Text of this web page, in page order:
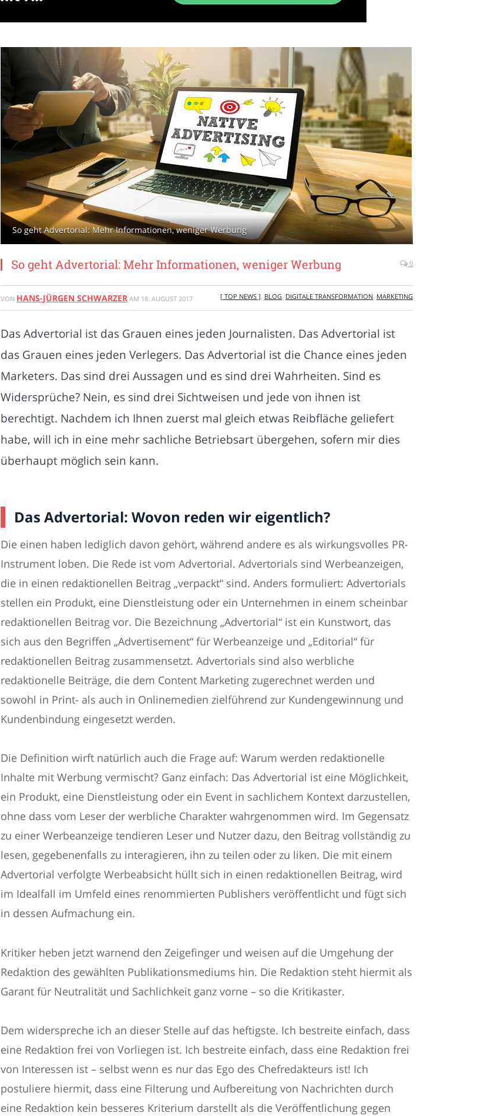
So geht Advertorial: Mehr Informationen, weniger Werbung
So geht Advertorial: Mehr Informationen, weniger Werbung 0
VON HANS-JÜRGEN SCHWARZER AM 18. AUGUST 2017 [ TOP NEWS ], BLOG, DIGITALE TRANSFORMATION, MARKETING
Das Advertorial ist das Grauen eines jeden Journalisten. Das Advertorial ist
das Grauen eines jeden Verlegers. Das Advertorial ist die Chance eines jeden
Marketers. Das sind drei Aussagen und es sind drei Wahrheiten. Sind es
Widersprüche? Nein, es sind drei Sichtweisen und jede von ihnen ist
berechtigt. Nachdem ich Ihnen zuerst mal gleich etwas Reibfläche geliefert
habe, will ich in eine mehr sachliche Betriebsart übergehen, sofern mir dies
überhaupt möglich sein kann.
Das Advertorial: Wovon reden wir eigentlich?
Die einen haben lediglich davon gehört, während andere es als wirkungsvolles PR-
Instrument loben. Die Rede ist vom Advertorial. Advertorials sind Werbeanzeigen,
die in einen redaktionellen Beitrag „verpackt“ sind. Anders formuliert: Advertorials
stellen ein Produkt, eine Dienstleistung oder ein Unternehmen in einem scheinbar
redaktionellen Beitrag vor. Die Bezeichnung „Advertorial“ ist ein Kunstwort, das
sich aus den Begriffen „Advertisement“ für Werbeanzeige und „Editorial“ für
redaktionellen Beitrag zusammensetzt. Advertorials sind also werbliche
redaktionelle Beiträge, die dem Content Marketing zugerechnet werden und
sowohl in Print- als auch in Onlinemedien zielführend zur Kundengewinnung und
Kundenbindung eingesetzt werden.
Die Definition wirft natürlich auch die Frage auf: Warum werden redaktionelle
Inhalte mit Werbung vermischt? Ganz einfach: Das Advertorial ist eine Möglichkeit,
ein Produkt, eine Dienstleistung oder ein Event in sachlichem Kontext darzustellen,
ohne dass vom Leser der werbliche Charakter wahrgenommen wird. Im Gegensatz
zu einer Werbeanzeige tendieren Leser und Nutzer dazu, den Beitrag vollständig zu
lesen, gegebenenfalls zu interagieren, ihn zu teilen oder zu liken. Die mit einem
Advertorial verfolgte Werbeabsicht hüllt sich in einen redaktionellen Beitrag, wird
im Idealfall im Umfeld eines renommierten Publishers veröffentlicht und fügt sich
in dessen Aufmachung ein.
Kritiker heben jetzt warnend den Zeigefinger und weisen auf die Umgehung der
Redaktion des gewählten Publikationsmediums hin. Die Redaktion steht hiermit als
Garant für Neutralität und Sachlichkeit ganz vorne – so die Kritikaster.
Dem widerspreche ich an dieser Stelle auf das heftigste. Ich bestreite einfach, dass
eine Redaktion frei von Vorliegen ist. Ich bestreite einfach, dass eine Redaktion frei
von Interessen ist – selbst wenn es nur das Ego des Chefredakteurs ist! Ich
postuliere hiermit, dass eine Filterung und Aufbereitung von Nachrichten durch
eine Redaktion kein besseres Kriterium darstellt als die Veröffentlichung gegen